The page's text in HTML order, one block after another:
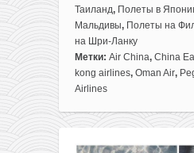
дешевых
билетов
из
Москвы
в
Азию
Таиланд, Полеты в
Мальдивы, Полеты на
на Шри-Ланку
Метки: Air China, China
kong airlines, Oman Air,
Airlines